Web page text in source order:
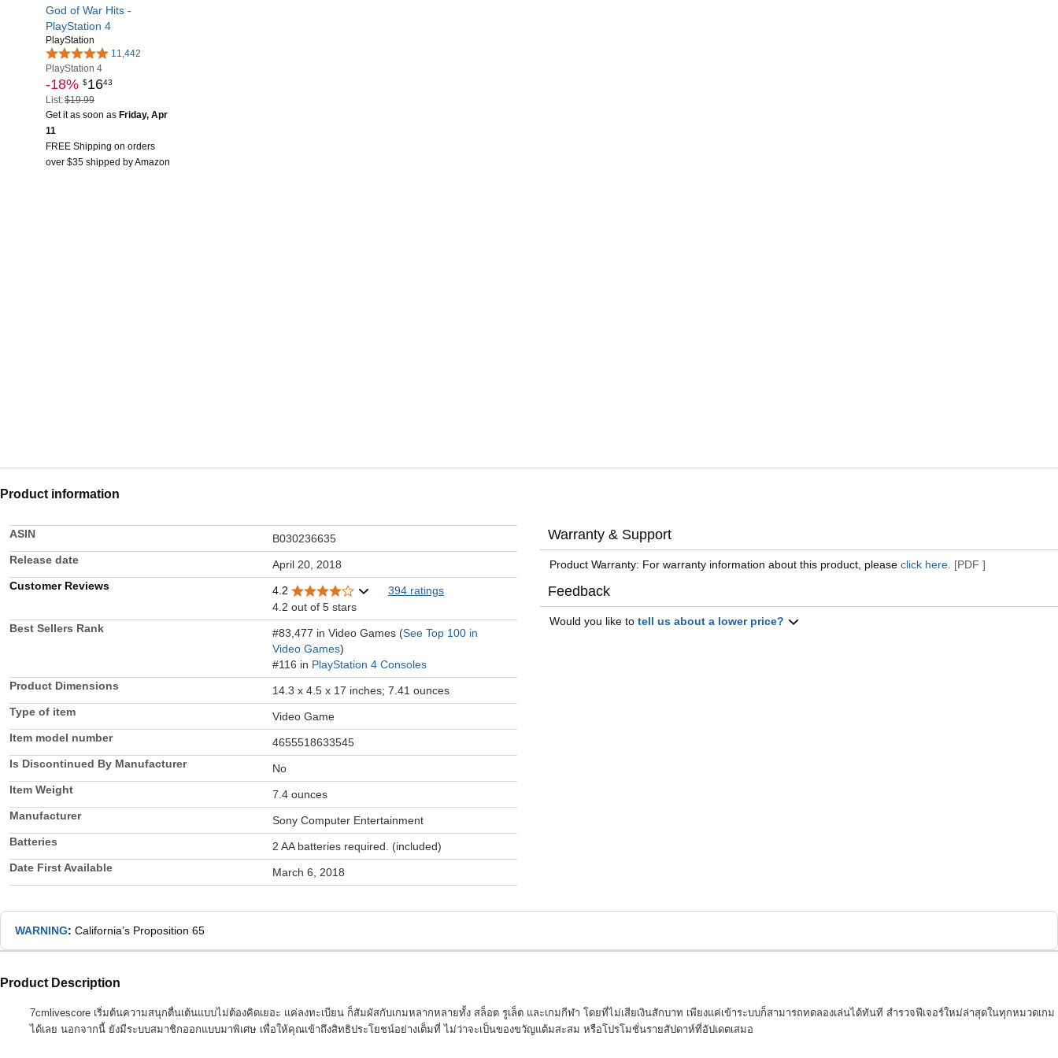
God of War Hits -
PlayStation 4
PlayStation
11,442
PlayStation 4
-18% $1643
List:$19.99
Get it as soon as Friday, Apr
11
FREE Shipping on orders
over $35 shipped by Amazon
Product information
ASIN
B030236635
Release date
April 20, 2018
Customer Reviews
4.2
394 ratings
4.2 out of 5 stars
Best Sellers Rank
#83,477 in Video Games (See Top 100 in
Video Games)
#116 in PlayStation 4 Consoles
Product Dimensions
14.3 x 4.5 x 17 inches; 7.41 ounces
Type of item
Video Game
Item model number
4655518633545
Is Discontinued By Manufacturer
No
Item Weight
7.4 ounces
Manufacturer
Sony Computer Entertainment
Batteries
2 AA batteries required. (included)
Date First Available
March 6, 2018
Warranty & Support
Product Warranty: For warranty information about this product, pleaseclick here. [PDF ]
Feedback
Would you like totell us about a lower price?
WARNING: California’s Proposition 65
Product Description
7cmlivescore เริ่มต้นความสนุกตื่นเต้นแบบไม่ต้องคิดเยอะ แค่ลงทะเบียน ก็สัมผัสกับเกมหลากหลายทั้ง สล็อต รูเล็ต และเกมกีฬา โดยที่ไม่เสียเงินสักบาท เพียงแค่เข้าระบบก็สามารถทดลองเล่นได้ทันที สำรวจฟีเจอร์ใหม่ล่าสุดในทุกหมวดเกม
ได้เลย นอกจากนี้ ยังมีระบบสมาชิกออกแบบมาพิเศษ เพื่อให้คุณเข้าถึงสิทธิประโยชน์อย่างเต็มที่ ไม่ว่าจะเป็นของขวัญแต้มสะสม หรือโปรโมชั่นรายสัปดาห์ที่อัปเดตเสมอ